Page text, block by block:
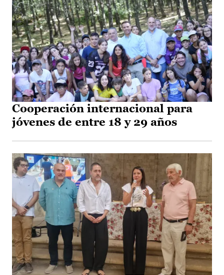
Cooperación internacional para
jóvenes de entre 18 y 29 años